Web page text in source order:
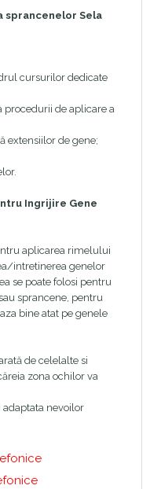
sprancenelor Sela
cursurilor dedicate
procedurii de aplicare a
extensiilor de gene;
Ingrijire Gene
aplicarea rimelului
intretinerea genelor
se poate folosi pentru
sprancene, pentru
bine atat pe genele
de celelalte si
zona ochilor va
adaptata nevoilor